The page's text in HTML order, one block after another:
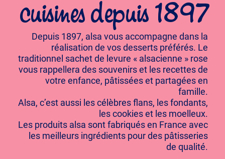
cuisines depuis 1897
Depuis 1897, alsa vous accompagne dans la
réalisation de vos desserts préférés. Le
traditionnel sachet de levure « alsacienne » rose
vous rappellera des souvenirs et les recettes de
votre enfance, pâtissées et partagées en
famille.
Alsa, c’est aussi les célèbres flans, les fondants,
les cookies et les moelleux.
Les produits alsa sont fabriqués en France avec
les meilleurs ingrédients pour des pâtisseries
de qualité.